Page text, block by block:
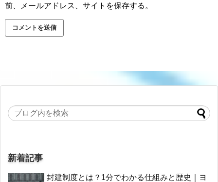
前、メールアドレス、サイトを保存する。
新着記事
封建制度とは？1分でわかる仕組みと歴史｜ヨ